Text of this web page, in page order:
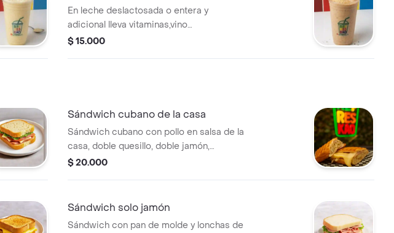
En leche deslactosada o entera y
adicional lleva vitaminas,vino
cerebral,tarrito rojo y vitacelebrina.
$ 15.000
Sándwich cubano de la casa
Sándwich cubano con pollo en salsa de la
casa, doble quesillo, doble jamón,
mortadela, pan artesanal y verduras.
$ 20.000
Sándwich solo jamón
Sándwich con pan de molde y lonchas de